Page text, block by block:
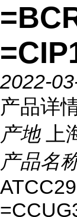
2022-
产品详
产地
上
产品名